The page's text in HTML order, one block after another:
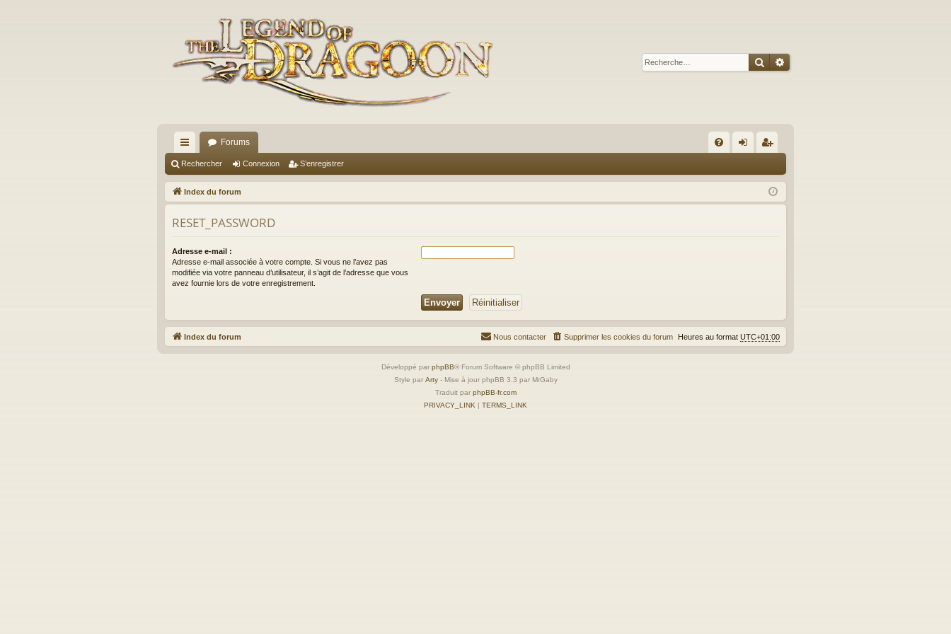
Rechercher
Recherche avancée
cc
ès
ra
pi
de
Forums
Q ne
xi
nr
eg
Rechercher Connexion S’enregistrer
Index du forum
RESET_PASSWORD
Adresse e-mail :
Adresse e-mail associée à votre compte. Si vous ne l’avez pas
modifiée via votre panneau d’utilisateur, il s’agit de l’adresse que vous
avez fournie lors de votre enregistrement.
Index du forum Heures au format UTC+01:00
Supprimer les cookies du forum
Nous contacter
Développé par phpBB® Forum Software © phpBB Limited
Style par Arty- Mise à jour phpBB 3.3 par MrGaby
Traduit par phpBB-fr.com
PRIVACY_LINK | TERMS_LINK